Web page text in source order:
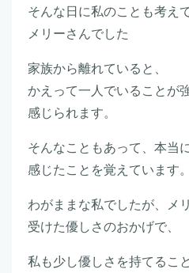
そんな日に私のことも考え
メリーさんでした
家族から離れていると、
かえって一人でいることが
感じられます。
そんなこともあって、本当
感じたことを覚えています。
わがままな私でしたが、メ
受けた優しさのおかげで、
私も少し優しさを持てるこ